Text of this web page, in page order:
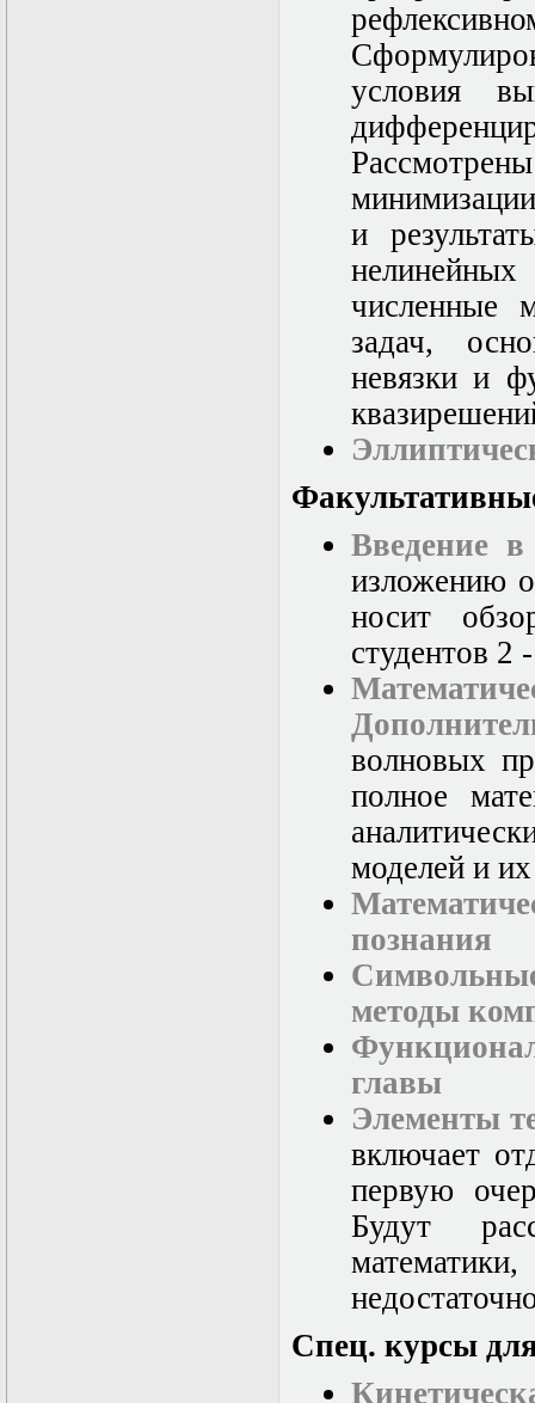
условия
и
численные
задач,
невязки и
Введение
изложению
носит
студентов 2
волновых
полное
моделей и
познания
методы
главы
Элементы
включает
первую
Будут
Спец. курсы